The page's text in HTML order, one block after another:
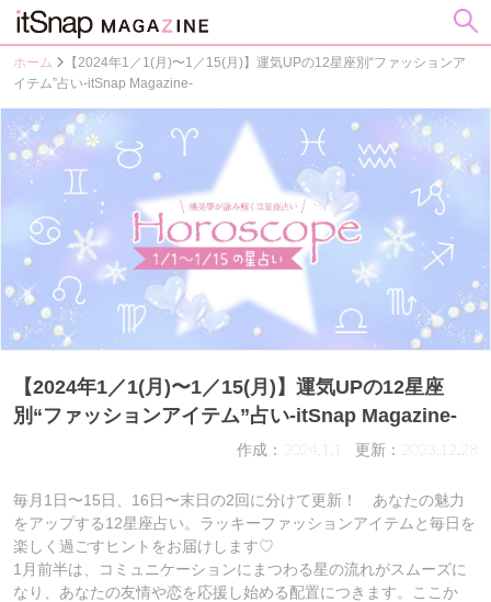
ホーム
【2024年1／1(月)〜1／15(月)】運気UPの12星座別“ファッションア
イテム”占い-itSnap Magazine-
【2024年1／1(月)〜1／15(月)】運気UPの12星座
別“ファッションアイテム”占い-itSnap Magazine-
作成：2024.1.1 更新：2023.12.28
毎月1日〜15日、16日〜末日の2回に分けて更新！ あなたの魅力
をアップする12星座占い。ラッキーファッションアイテムと毎日を
楽しく過ごすヒントをお届けします♡
1月前半は、コミュニケーションにまつわる星の流れがスムーズに
なり、あなたの友情や恋を応援し始める配置につきます。ここか